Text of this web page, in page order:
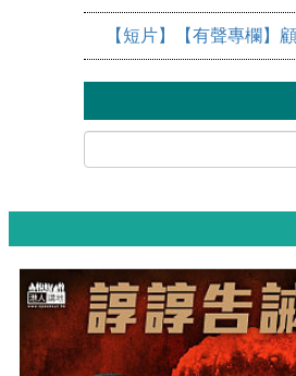
【短片】【有聲專欄】